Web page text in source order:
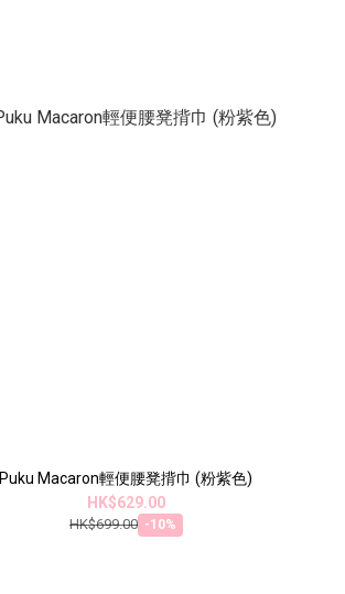
Puku Macaron輕便腰凳揹巾 (粉紫色)
HK$629.00
HK$699.00 -10%